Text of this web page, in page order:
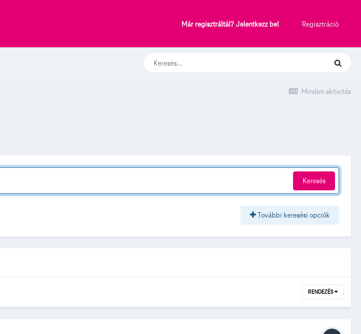
Már regisztráltál? Jelentkezz be! Regisztráció
Minden aktivitás
Keresés
További keresési opciók
RENDEZÉS